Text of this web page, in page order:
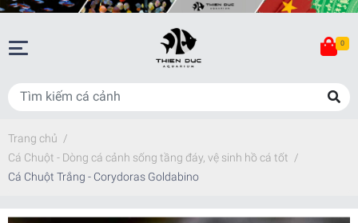
0
Trang chủ /
Cá Chuột - Dòng cá cảnh sống tầng đáy, vệ sinh hồ cá tốt /
Cá Chuột Trắng - Corydoras Goldabino